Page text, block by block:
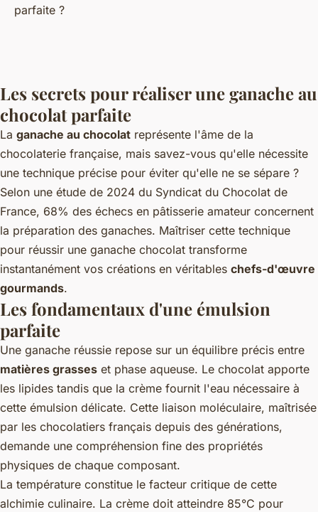
parfaite ?
Les secrets pour réaliser une ganache au
chocolat parfaite
La ganache au chocolat représente l'âme de la
chocolaterie française, mais savez-vous qu'elle nécessite
une technique précise pour éviter qu'elle ne se sépare ?
Selon une étude de 2024 du Syndicat du Chocolat de
France, 68% des échecs en pâtisserie amateur concernent
la préparation des ganaches. Maîtriser cette technique
pour réussir une ganache chocolat transforme
instantanément vos créations en véritables chefs-d'œuvre
gourmands.
Les fondamentaux d'une émulsion
parfaite
Une ganache réussie repose sur un équilibre précis entre
matières grasses et phase aqueuse. Le chocolat apporte
les lipides tandis que la crème fournit l'eau nécessaire à
cette émulsion délicate. Cette liaison moléculaire, maîtrisée
par les chocolatiers français depuis des générations,
demande une compréhension fine des propriétés
physiques de chaque composant.
La température constitue le facteur critique de cette
alchimie culinaire. La crème doit atteindre 85°C pour